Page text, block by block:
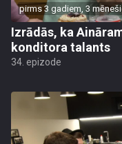
pirms 3 gadiem, 3
Izrādās, ka
konditora talants
34. epizode